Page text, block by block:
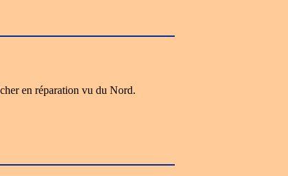
en réparation vu du Nord.